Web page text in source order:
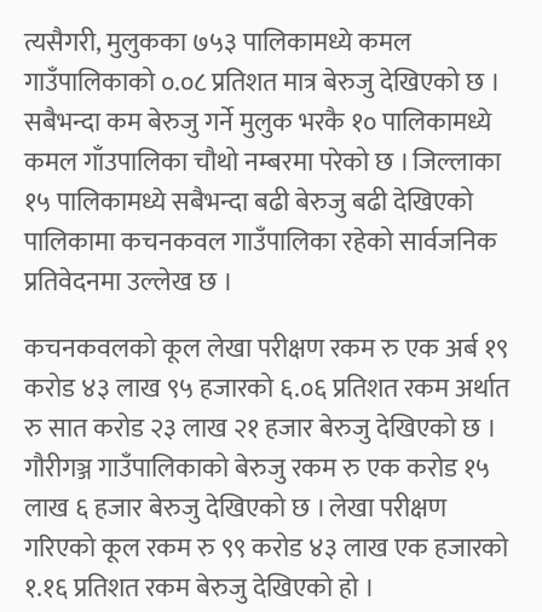
त्यसैगरी, मुलुकका ७५३ पालिकामध्ये कमल
गाउँपालिकाको ०.०८ प्रतिशत मात्र बेरुजु देखिएको छ ।
सबैभन्दा कम बेरुजु गर्ने मुलुक भरकै १० पालिकामध्ये
कमल गाँउपालिका चौथो नम्बरमा परेको छ । जिल्लाका
१५ पालिकामध्ये सबैभन्दा बढी बेरुजु बढी देखिएको
पालिकामा कचनकवल गाउँपालिका रहेको सार्वजनिक
प्रतिवेदनमा उल्लेख छ ।
कचनकवलको कूल लेखा परीक्षण रकम रु एक अर्ब १९
करोड ४३ लाख ९५ हजारको ६.०६ प्रतिशत रकम अर्थात
रु सात करोड २३ लाख २१ हजार बेरुजु देखिएको छ ।
गौरीगञ्ज गाउँपालिकाको बेरुजु रकम रु एक करोड १५
लाख ६ हजार बेरुजु देखिएको छ । लेखा परीक्षण
गरिएको कूल रकम रु ९९ करोड ४३ लाख एक हजारको
१.१६ प्रतिशत रकम बेरुजु देखिएको हो ।